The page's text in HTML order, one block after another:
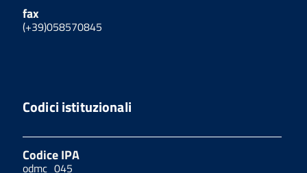
fax
(+39)058570845
Codici istituzionali
Codice IPA
odmc_045